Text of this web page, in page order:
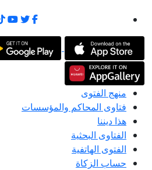
منهج الفتوى
فتاوى المحاكم والمؤسسات
هذا ديننا
الفتاوى البحثية
الفتوى الهاتفية
حساب الزكاة